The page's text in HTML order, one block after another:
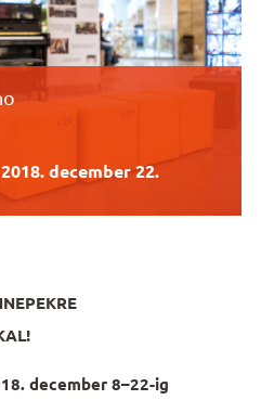
2018. december 22.
december 8–22-ig